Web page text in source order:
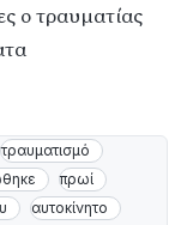
ο τραυματίας
τραυματισμό
πρωί
αυτοκίνητο